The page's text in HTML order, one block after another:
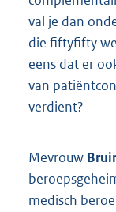
val je dan
die fiftyfifty
eens dat er
van
verdient?
Mevrouw
medisch